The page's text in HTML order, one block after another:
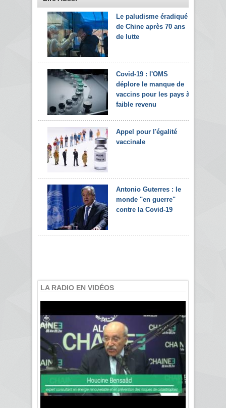
Le paludisme éradiqué
de Chine après 70 ans
de lutte
Covid-19 : l'OMS
déplore le manque de
vaccins pour les pays à
faible revenu
Appel pour l'égalité
vaccinale
Antonio Guterres : le
monde "en guerre"
contre la Covid-19
LA RADIO EN VIDÉOS